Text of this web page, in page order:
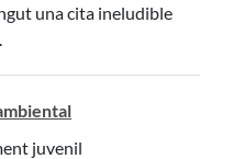
una cita ineludible
juvenil